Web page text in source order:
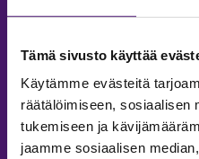
Tämä sivusto käyttää
Käytämme evästeitä
räätälöimiseen, sosiaalisen
tukemiseen ja
jaamme sosiaalisen